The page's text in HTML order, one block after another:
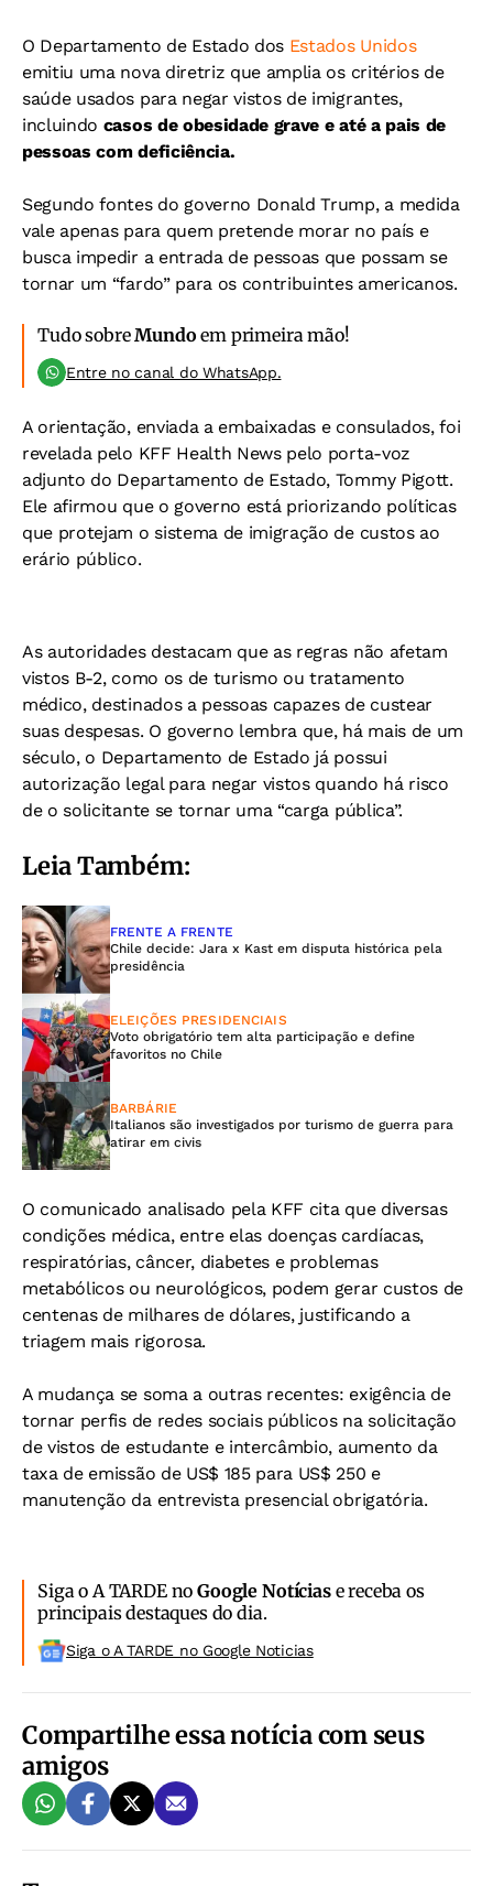
O Departamento de Estado dos Estados Unidos
emitiu uma nova diretriz que amplia os critérios de
saúde usados para negar vistos de imigrantes,
incluindo casos de obesidade grave e até a pais de
pessoas com deficiência.
Segundo fontes do governo Donald Trump, a medida
vale apenas para quem pretende morar no país e
busca impedir a entrada de pessoas que possam se
tornar um “fardo” para os contribuintes americanos.
Tudo sobreMundo em primeira mão!
Entre no canal do WhatsApp.
A orientação, enviada a embaixadas e consulados, foi
revelada pelo KFF Health News pelo porta-voz
adjunto do Departamento de Estado, Tommy Pigott.
Ele afirmou que o governo está priorizando políticas
que protejam o sistema de imigração de custos ao
erário público.
As autoridades destacam que as regras não afetam
vistos B-2, como os de turismo ou tratamento
médico, destinados a pessoas capazes de custear
suas despesas. O governo lembra que, há mais de um
século, o Departamento de Estado já possui
autorização legal para negar vistos quando há risco
de o solicitante se tornar uma “carga pública”.
Leia Também:
FRENTE A FRENTE
Chile decide: Jara x Kast em disputa histórica pela
presidência
ELEIÇÕES PRESIDENCIAIS
Voto obrigatório tem alta participação e define
favoritos no Chile
BARBÁRIE
Italianos são investigados por turismo de guerra para
atirar em civis
O comunicado analisado pela KFF cita que diversas
condições médica, entre elas doenças cardíacas,
respiratórias, câncer, diabetes e problemas
metabólicos ou neurológicos, podem gerar custos de
centenas de milhares de dólares, justificando a
triagem mais rigorosa.
A mudança se soma a outras recentes: exigência de
tornar perfis de redes sociais públicos na solicitação
de vistos de estudante e intercâmbio, aumento da
taxa de emissão de US$ 185 para US$ 250 e
manutenção da entrevista presencial obrigatória.
Siga o A TARDE noGoogle Notíciase receba os
principais destaques do dia.
Siga o A TARDE no Google Noticias
Compartilhe essa notícia com seus
amigos